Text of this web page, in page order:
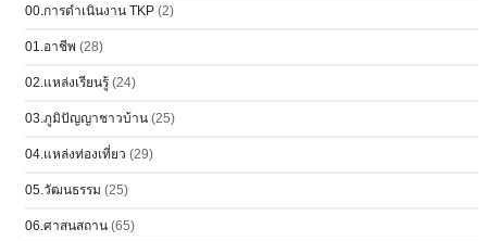
00.การดำเนินงาน TKP (2)
01.อาชีพ (28)
02.แหล่งเรียนรู้ (24)
03.ภูมิปัญญาชาวบ้าน (25)
04.แหล่งท่องเที่ยว (29)
05.วัฒนธรรม (25)
06.ศาสนสถาน (65)